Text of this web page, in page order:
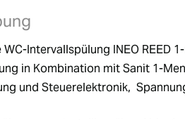
Intervallspülung INEO REED
in Kombination mit Sanit 1-
und Steuerelektronik,